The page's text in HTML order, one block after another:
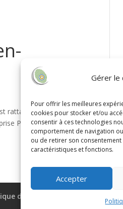
Gérer le
Pour offrir les meilleures
cookies pour stocker et/ou
consentir à ces technologies
comportement de navigation
ou de retirer son
caractéristiques et fonctions.
Accepter
rattaché à l’agence au
Producteur
de cookies (UE)